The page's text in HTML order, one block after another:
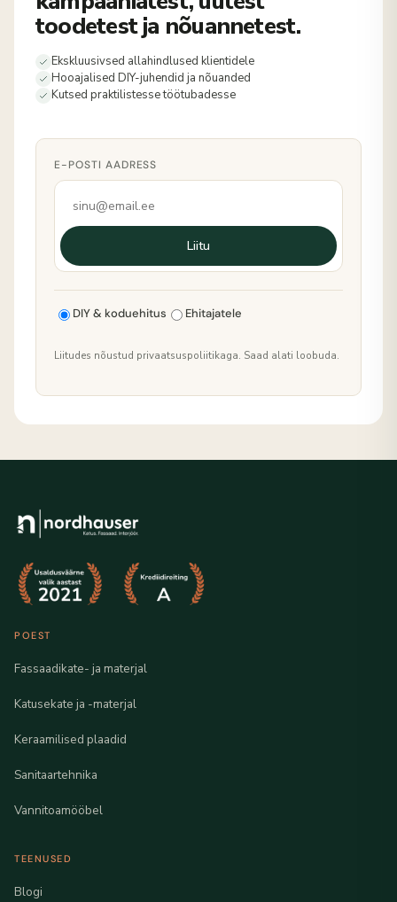
toodetest ja nõuannetest.
Ekskluusivsed allahindlused klientidele
Hooajalised DIY-juhendid ja nõuanded
Kutsed praktilistesse töötubadesse
E-POSTI AADRESS
Liitu
DIY & koduehitus Ehitajatele
Liitudes nõustud privaatsuspoliitikaga. Saad alati loobuda.
POEST
Fassaadikate- ja materjal
Katusekate ja -materjal
Keraamilised plaadid
Sanitaartehnika
Vannitoamööbel
TEENUSED
Blogi